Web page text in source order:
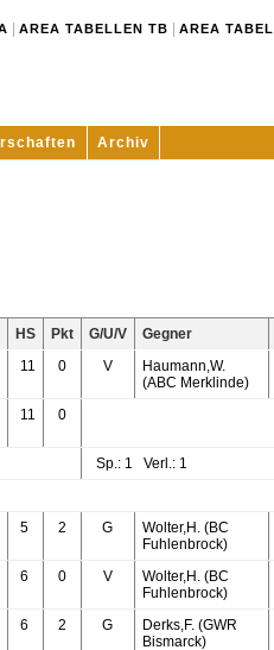
AREA TABELLEN TB AREA
Archiv
HS Pkt G/U/V Gegner
11 0 V
Haumann,W.
(ABC Merklinde)
11 0
Sp.: 1 Verl.: 1
5 2 G
Wolter,H. (BC
Fuhlenbrock)
6 0 V
Wolter,H. (BC
Fuhlenbrock)
6 2 G
Derks,F. (GWR
Bismarck)